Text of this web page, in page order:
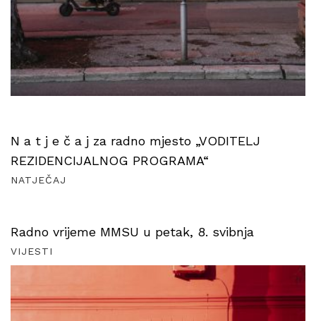
N a t j e č a j za radno mjesto „VODITELJ
REZIDENCIJALNOG PROGRAMA“
NATJEČAJ
Radno vrijeme MMSU u petak, 8. svibnja
VIJESTI